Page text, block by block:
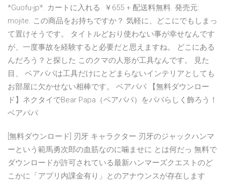
*Guofu-jp*. カートに入れる. ￥655 + 配送料無料. 発売元:
mojite. この商品をお持ちですか？ 気軽に、どこにでもしまっ
て置けそうです。 タイトルどおり使わない事が幸せなんです
が、一度事故を経験すると必要だと思えますね。 どこにある
んだろう？と探した このクマの人形が工具なんです。 見た
目、 ベアパパは工具だけにとどまらないインテリアとしても
お部屋に欠かせない相棒です。 ベアパパ 【無料ダウンロー
ド】ネクタイでBear Papa（ベアパパ）をパパらしく飾ろう！
ベアパパ
[無料ダウンロード] 刃牙 キャラクター 刃牙のジャックハンマ
ーという範馬勇次郎の血筋なのに噛ませに とは何だっ 無料で
ダウンロードが許可されている最新ハンマーズクエストのど
こかに「アプリ内課金有り」とのアナウンスが存在します